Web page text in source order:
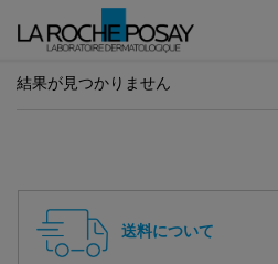
結果が見つかりません
送料について